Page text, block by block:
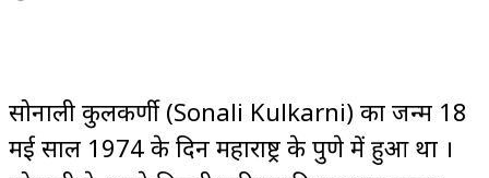
सोनाली कुलकर्णी (Sonali Kulkarni) का जन्म 18
मई साल 1974 के दिन महाराष्ट्र के पुणे में हुआ था ।